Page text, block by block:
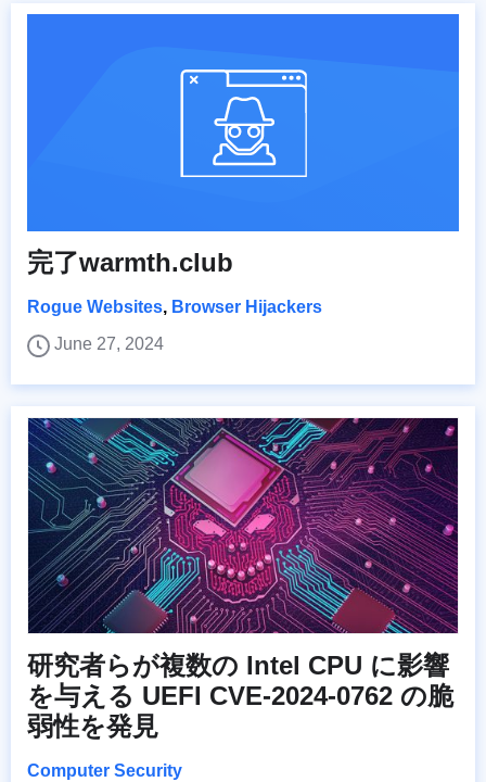
完了warmth.club
Rogue Websites, Browser Hijackers
June 27, 2024
研究者らが複数の Intel CPU に影響
を与える UEFI CVE-2024-0762 の脆
弱性を発見
Computer Security